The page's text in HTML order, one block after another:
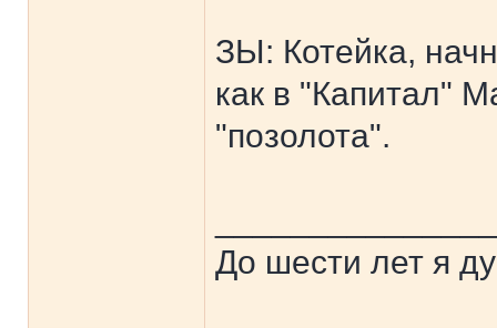
ЗЫ: Котейка,
как в "Капитал"
"позолота".
До шести лет я